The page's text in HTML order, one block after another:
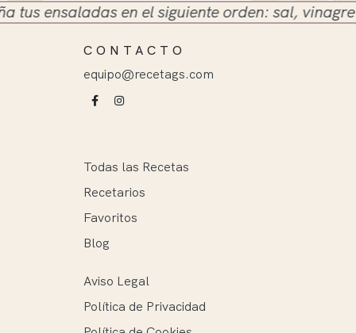
en el siguiente orden: sal, vinagre y
CONTACTO
equipo@recetags.com
Todas las Recetas
Recetarios
Favoritos
Blog
Aviso Legal
Política de Privacidad